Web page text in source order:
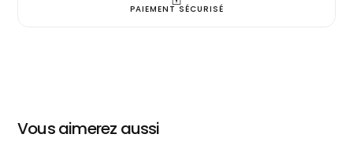
PAIEMENT SÉCURISÉ
Vous aimerez aussi